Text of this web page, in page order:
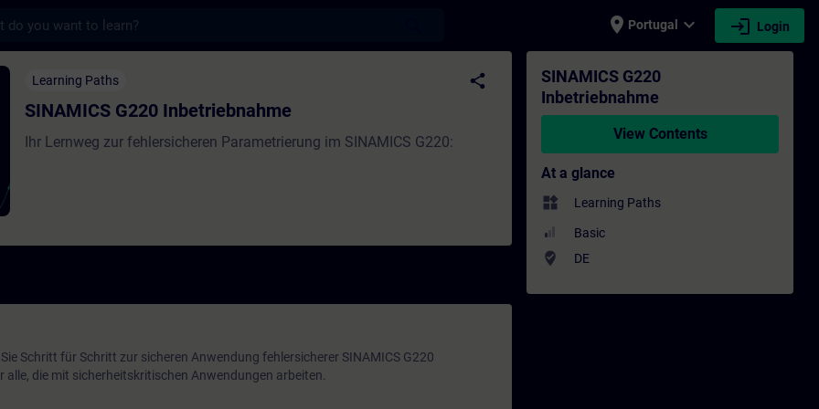
place Portugal expand_more login Login
Inbetriebnahme - Training - Training - Professional development | SITRAIN
Learning Paths share
SINAMICS G220 Inbetriebnahme
Ihr Lernweg zur fehlersicheren Parametrierung im SINAMICS G220:
Schritt für Schritt zur sicheren Anwendung fehlersicherer SINAMICS G220
die mit sicherheitskritischen Anwendungen arbeiten.
SINAMICS G220
Inbetriebnahme
View Contents
At a glance
widgets Learning Paths
Basic
where_to_vote DE